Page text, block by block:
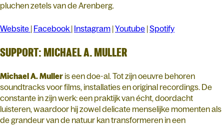
pluchen zetels van de Arenberg.
Website | Facebook | Instagram |Youtube |Spotify
SUPPORT: MICHAEL A. MULLER
Michael A. Muller is een doe-al. Tot zijn oeuvre behoren
soundtracks voor films, installaties en original recordings. De
constante in zijn werk: een praktijk van écht, doordacht
luisteren, waardoor hij zowel delicate menselijke momenten als
de grandeur van de natuur kan transformeren in een